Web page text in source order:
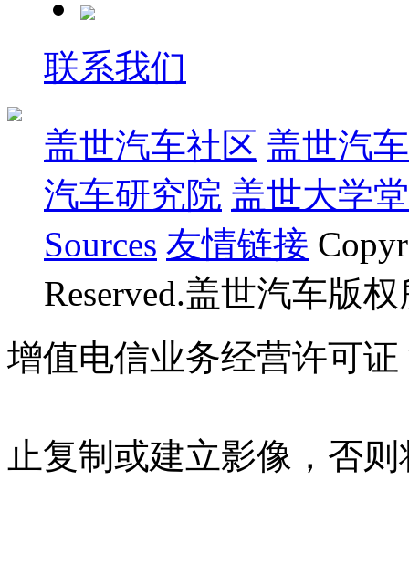
联系我们
盖世汽车社区 盖世汽
汽车研究院 盖世大学堂
Sources 友情链接
Reserved.盖世汽车版
增值电信业务经营许可证
止复制或建立影像，否